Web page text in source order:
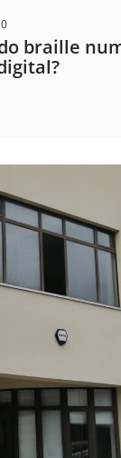
0
braille